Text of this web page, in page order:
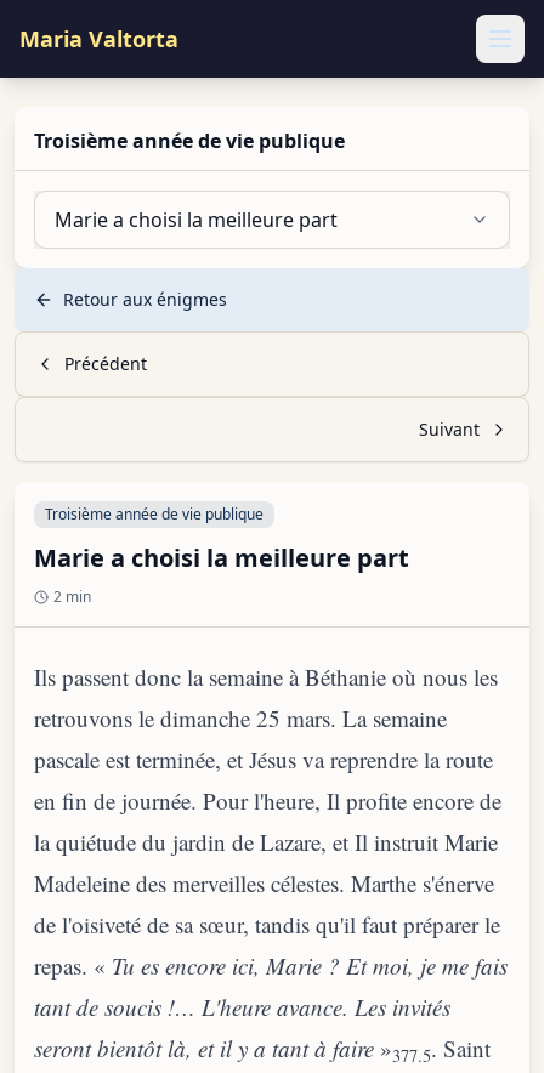
Maria Valtorta
Troisième année de vie publique
Marie a choisi la meilleure part
Retour aux énigmes
Précédent
Suivant
Troisième année de vie publique
Marie a choisi la meilleure part
2 min
Ils passent donc la semaine à Béthanie où nous les
retrouvons le dimanche 25 mars. La semaine
pascale est terminée, et Jésus va reprendre la route
en fin de journée. Pour l'heure, Il profite encore de
la quiétude du jardin de Lazare, et Il instruit Marie
Madeleine des merveilles célestes. Marthe s'énerve
de l'oisiveté de sa sœur, tandis qu'il faut préparer le
repas. « Tu es encore ici, Marie ? Et moi, je me fais
tant de soucis !… L'heure avance. Les invités
seront bientôt là, et il y a tant à faire »377.5. Saint